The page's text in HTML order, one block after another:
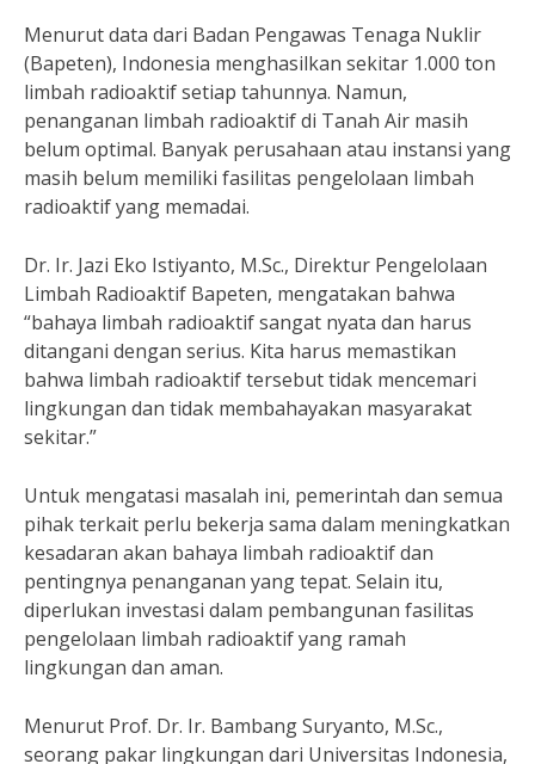
Menurut data dari Badan Pengawas Tenaga Nuklir
(Bapeten), Indonesia menghasilkan sekitar 1.000 ton
limbah radioaktif setiap tahunnya. Namun,
penanganan limbah radioaktif di Tanah Air masih
belum optimal. Banyak perusahaan atau instansi yang
masih belum memiliki fasilitas pengelolaan limbah
radioaktif yang memadai.
Dr. Ir. Jazi Eko Istiyanto, M.Sc., Direktur Pengelolaan
Limbah Radioaktif Bapeten, mengatakan bahwa
“bahaya limbah radioaktif sangat nyata dan harus
ditangani dengan serius. Kita harus memastikan
bahwa limbah radioaktif tersebut tidak mencemari
lingkungan dan tidak membahayakan masyarakat
sekitar.”
Untuk mengatasi masalah ini, pemerintah dan semua
pihak terkait perlu bekerja sama dalam meningkatkan
kesadaran akan bahaya limbah radioaktif dan
pentingnya penanganan yang tepat. Selain itu,
diperlukan investasi dalam pembangunan fasilitas
pengelolaan limbah radioaktif yang ramah
lingkungan dan aman.
Menurut Prof. Dr. Ir. Bambang Suryanto, M.Sc.,
seorang pakar lingkungan dari Universitas Indonesia,